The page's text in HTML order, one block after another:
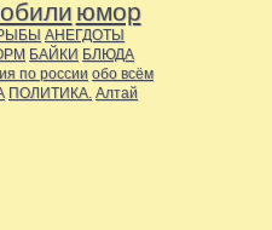
юмор
АНЕГДОТЫ
БАЙКИ БЛЮДА
по россии обо всём
ПОЛИТИКА. Алтай